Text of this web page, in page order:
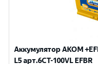
Аккумулятор AKOM
L5 арт.6СТ-100VL EFBR